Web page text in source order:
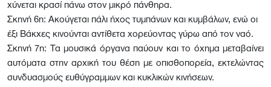
χύνεται κρασί πάνω στον μικρό πάνθηρα.
Σκηνή 6η: Ακούγεται πάλι ήχος τυμπάνων και κυμβάλων, ενώ οι
έξι Βάκχες κινούνται αντίθετα χορεύοντας γύρω από τον ναό.
Σκηνή 7η: Τα μουσικά όργανα παύουν και το όχημα μεταβαίνει
αυτόματα στην αρχική του θέση με οπισθοπορεία, εκτελώντας
συνδυασμούς ευθύγραμμων και κυκλικών κινήσεων.